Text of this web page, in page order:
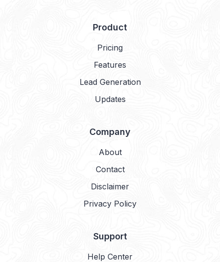
Product
Pricing
Features
Lead Generation
Updates
Company
About
Contact
Disclaimer
Privacy Policy
Support
Help Center